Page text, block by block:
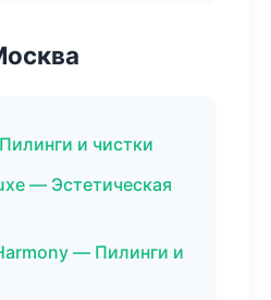
и чистки
— Эстетическая
— Пилинги и